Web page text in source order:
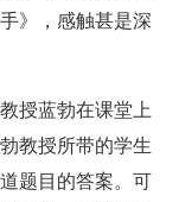
》，感触甚是深
授蓝勃在课堂上
教授所带的学生
题目的答案。可